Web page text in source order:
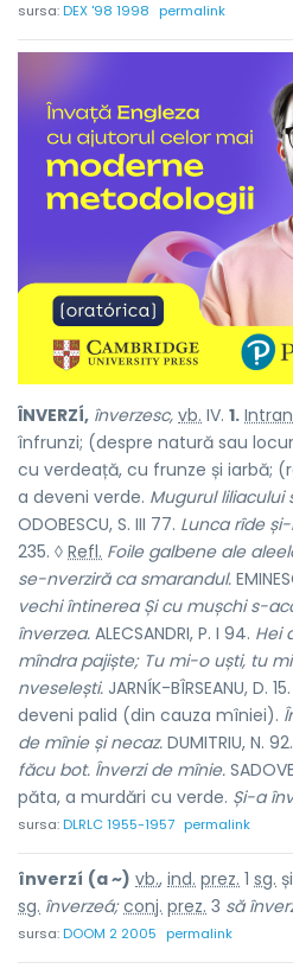
sursa:DEX '98 1998 permalink
ÎNVERZÍ, înverzesc, vb. IV. 1.
înfrunzi; (despre natură sau
cu verdeață, cu frunze și iarbă;
a deveni verde. Mugurul liliacului
ODOBESCU, S. III 77. Lunca rîde
235. ◊ Refl. Foile galbene ale
se-nverziră ca smarandul.
vechi întinerea Și cu mușchi s-
înverzea. ALECSANDRI, P. I 94. Hei
mîndra pajiște; Tu mi-o uști, tu
nveselești. JARNÍK-BÎRSEANU, D. 15.
deveni palid (din cauza mîniei).
de mînie și necaz. DUMITRIU, N. 92.
făcu bot. Înverzi de mînie.
păta, a murdări cu verde. Și-a
sursa:DLRLC 1955-1957 permalink
înverzí (a ~) vb., ind. prez. 1 sg.
sg. înverzeá; conj. prez. 3 să
sursa:DOOM 2 2005 permalink